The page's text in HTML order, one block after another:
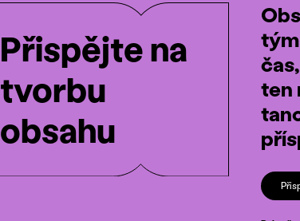
Přispějte na
tvorbu
obsahu
ten